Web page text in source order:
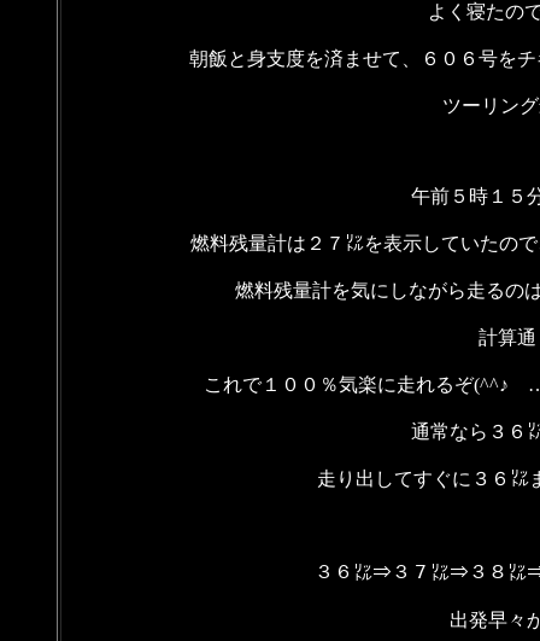
よく寝たの
朝飯と身支度を済ませて、６０６号を
ツーリン
午前５時１５
燃料残量計は２７㍑を表示していたの
燃料残量計を気にしながら走るの
計算
これで１００％気楽に走れるぞ(^^♪
通常なら３６
走り出してすぐに３６㍑
３６㍑⇒３７㍑⇒３８㍑
出発早々